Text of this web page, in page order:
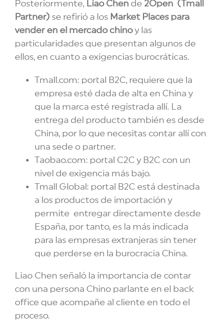
Posteriormente, Liao Chen de 2Open (Tmall
Partner) se refirió a los Market Places para
vender en el mercado chinoy las
particularidades que presentan algunos de
ellos, en cuanto a exigencias burocráticas.
Tmall.com: portal B2C, requiere que la
empresa esté dada de alta en China y
que la marca esté registrada allí. La
entrega del producto también es desde
China, por lo que necesitas contar allí con
una sede o partner.
Taobao.com: portal C2C y B2C con un
nivel de exigencia más bajo.
Tmall Global: portal B2C está destinada
a los productos de importación y
permite entregar directamente desde
España, por tanto, es la más indicada
para las empresas extranjeras sin tener
que perderse en la burocracia China.
Liao Chen señaló la importancia de contar
con una persona Chino parlante en el back
office que acompañe al cliente en todo el
proceso.